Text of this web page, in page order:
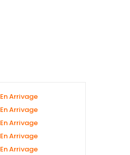
En Arrivage
En Arrivage
En Arrivage
En Arrivage
En Arrivage